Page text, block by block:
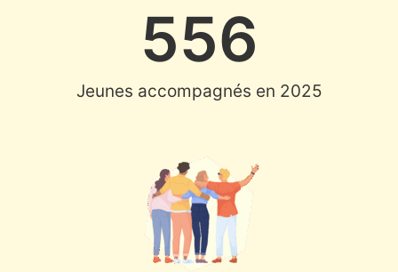
Jeunes accompagnés en 2025
556